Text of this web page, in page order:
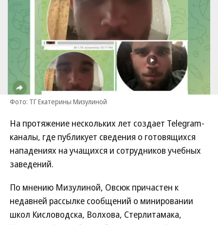
Фото: ТГ Екатерины Мизулиной
На протяжение нескольких лет создает Telegram-
каналы, где публикует сведения о готовящихся
нападениях на учащихся и сотрудников учебных
заведений.
По мнению Мизулиной, Овсюк причастен к
недавней рассылке сообщений о минировании
школ Кисловодска, Волхова, Стерлитамака,